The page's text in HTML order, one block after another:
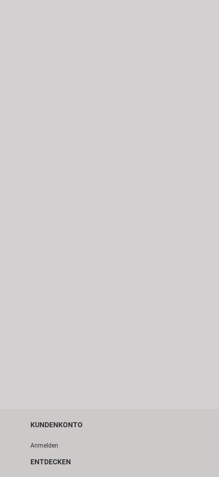
KUNDENKONTO
Anmelden
ENTDECKEN